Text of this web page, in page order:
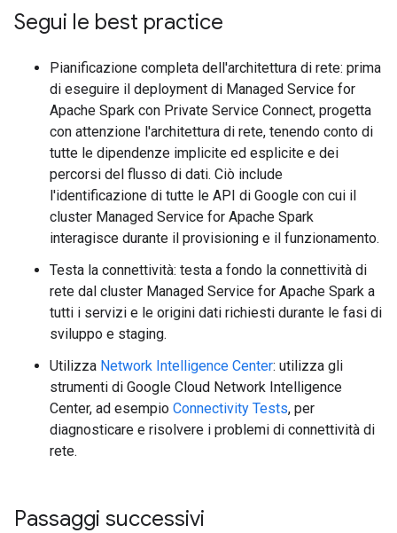
Segui le best practice
Pianificazione completa dell'architettura di rete: prima
di eseguire il deployment di Managed Service for
Apache Spark con Private Service Connect, progetta
con attenzione l'architettura di rete, tenendo conto di
tutte le dipendenze implicite ed esplicite e dei
percorsi del flusso di dati. Ciò include
l'identificazione di tutte le API di Google con cui il
cluster Managed Service for Apache Spark
interagisce durante il provisioning e il funzionamento.
Testa la connettività: testa a fondo la connettività di
rete dal cluster Managed Service for Apache Spark a
tutti i servizi e le origini dati richiesti durante le fasi di
sviluppo e staging.
Utilizza Network Intelligence Center: utilizza gli
strumenti di Google Cloud Network Intelligence
Center, ad esempio Connectivity Tests, per
diagnosticare e risolvere i problemi di connettività di
rete.
Passaggi successivi